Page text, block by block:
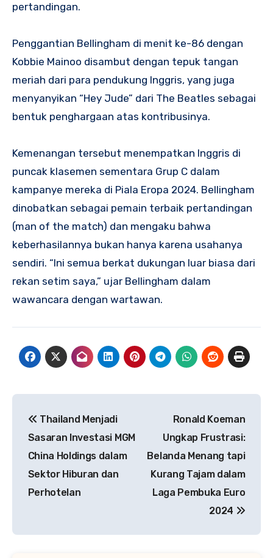
pertandingan.
Penggantian Bellingham di menit ke-86 dengan
Kobbie Mainoo disambut dengan tepuk tangan
meriah dari para pendukung Inggris, yang juga
menyanyikan “Hey Jude” dari The Beatles sebagai
bentuk penghargaan atas kontribusinya.
Kemenangan tersebut menempatkan Inggris di
puncak klasemen sementara Grup C dalam
kampanye mereka di Piala Eropa 2024. Bellingham
dinobatkan sebagai pemain terbaik pertandingan
(man of the match) dan mengaku bahwa
keberhasilannya bukan hanya karena usahanya
sendiri. “Ini semua berkat dukungan luar biasa dari
rekan setim saya,” ujar Bellingham dalam
wawancara dengan wartawan.
pos
Thailand Menjadi
Sasaran Investasi MGM
China Holdings dalam
Sektor Hiburan dan
Perhotelan
Ronald Koeman
Ungkap Frustrasi:
Belanda Menang tapi
Kurang Tajam dalam
Laga Pembuka Euro
2024